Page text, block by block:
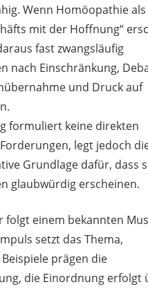
Wenn Homöopathie als
mit der Hoffnung“
fast zwangsläufig
nach Einschränkung,
und Druck auf
formuliert keine direkten
legt jedoch
Grundlage dafür, dass
glaubwürdig erscheinen.
folgt einem bekannten
setzt das Thema,
prägen die
die Einordnung erfolgt